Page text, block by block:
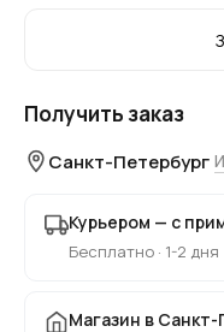
Получить заказ
Санкт-Петербург
Курьером — с
Бесплатно · 1-2 дня
Магазин в